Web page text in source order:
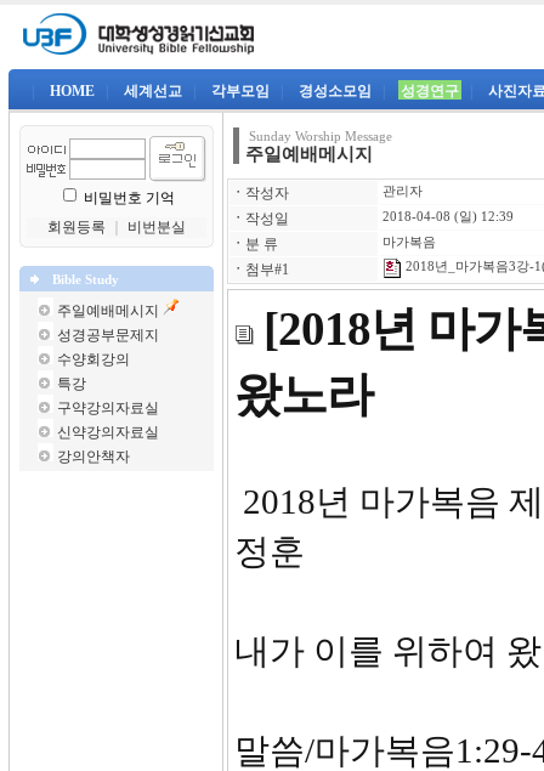
HOME 세계선교 각부모임 경성소모임 성경연구 사진자
비밀번호 기억
회원등록
비번분실
Bible Study
주일예배메시지
성경공부문제지
수양회강의
특강
구약강의자료실
신약강의자료실
강의안책자
Sunday Worship Message
주일예배메시지
ㆍ 작성자 관리자
ㆍ 작성일 2018-04-08 (일) 12:39
ㆍ 분 류 마가복음
ㆍ 첨부#1 2018년_마가복음3강-
[2018년 마가
왔노라
2018년
정훈
내가 이를 위하여
말씀/마가복음1:29-